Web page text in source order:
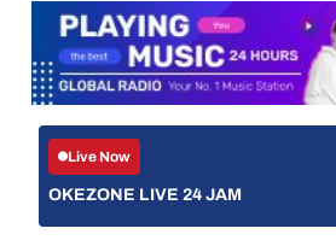
Live Now
OKEZONE LIVE 24 JAM